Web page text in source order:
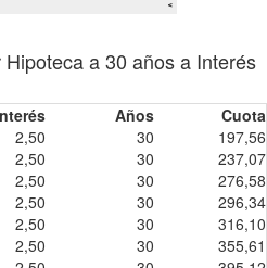
a 30 años a Interés
Años
Cuota
2,50 30
197,56
2,50 30
237,07
2,50 30
276,58
2,50 30
296,34
2,50 30
316,10
2,50 30
355,61